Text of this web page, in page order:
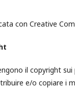
con Creative
il copyright
e/o copiare i